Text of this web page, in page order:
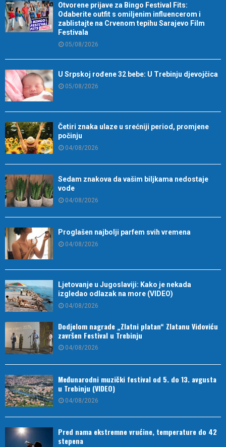
Otvorene prijave za Bingo Festival Fits:
Odaberite outfit s omiljenim influencerom i
zablistajte na Crvenom tepihu Sarajevo Film
Festivala
05/08/2026
U Srpskoj rođene 32 bebe: U Trebinju djevojčica
05/08/2026
Četiri znaka ulaze u srećniji period, promjene
počinju
04/08/2026
Sedam znakova da vašim biljkama nedostaje
vode
04/08/2026
Proglašen najbolji parfem svih vremena
04/08/2026
Ljetovanje u Jugoslaviji: Kako je nekada
izgledao odlazak na more (VIDEO)
04/08/2026
Dodjelom nagrade „Zlatni platan“ Zlatanu Vidoviću
završen Festival u Trebinju
04/08/2026
Međunarodni muzički festival od 5. do 13. avgusta
u Trebinju (VIDEO)
04/08/2026
Pred nama ekstremne vrućine, temperature do 42
stepena